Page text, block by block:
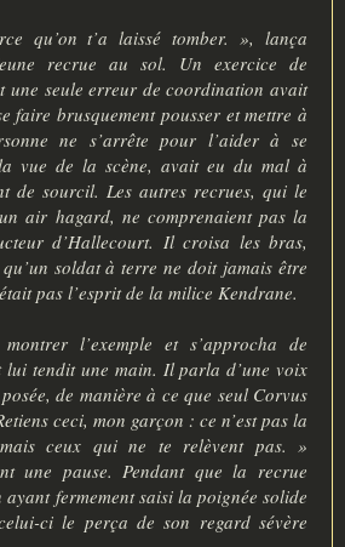
qu’on t’a laissé tomber. », lança
recrue au sol. Un exercice de
une seule erreur de coordination avait
faire brusquement pousser et mettre à
ne s’arrête pour l’aider à se
vue de la scène, avait eu du mal à
de sourcil. Les autres recrues, qui le
air hagard, ne comprenaient pas la
d’Hallecourt. Il croisa les bras,
soldat à terre ne doit jamais être
pas l’esprit de la milice Kendrane.
l’exemple et s’approcha de
lui tendit une main. Il parla d’une voix
de manière à ce que seul Corvus
ceci, mon garçon : ce n’est pas la
ceux qui ne te relèvent pas. »
une pause. Pendant que la recrue
ayant fermement saisi la poignée solide
ci le perça de son regard sévère